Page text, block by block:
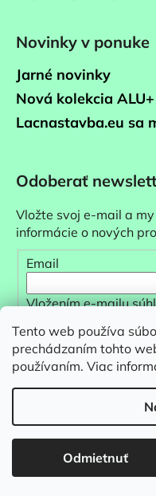
Tento web používa
prechádzaním tohto
používaním. Viac
Odmietnuť
Novinky v ponuke
Jarné novinky
Nová kolekcia ALU+
Lacnastavba.eu sa
Odoberať
Vložte svoj e-mail a
informácie o nových
Email
Vložením e-mailu
PRIHLÁSIŤ SA
Vytvoril
Copyright 2026